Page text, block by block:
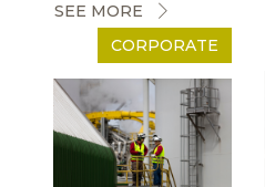
SEE MORE
CORPORATE